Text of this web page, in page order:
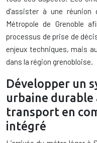
d’assister à une réunion
Métropole de Grenoble
processus de prise de
enjeux techniques, mais
dans la région grenobloise.
Développer un
urbaine durable
transport en
intégré